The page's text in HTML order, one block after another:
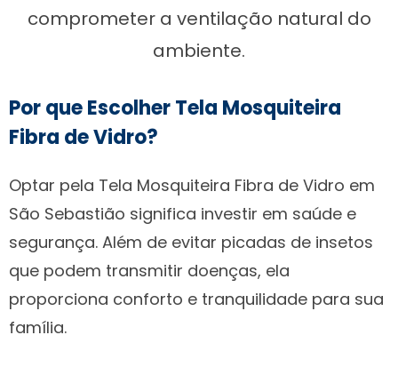
comprometer a ventilação natural do
ambiente.
Por que Escolher Tela Mosquiteira
Fibra de Vidro?
Optar pela Tela Mosquiteira Fibra de Vidro em
São Sebastião significa investir em saúde e
segurança. Além de evitar picadas de insetos
que podem transmitir doenças, ela
proporciona conforto e tranquilidade para sua
família.